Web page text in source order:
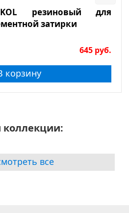
резиновый для
затирки
645 руб.
корзину
коллекции:
все